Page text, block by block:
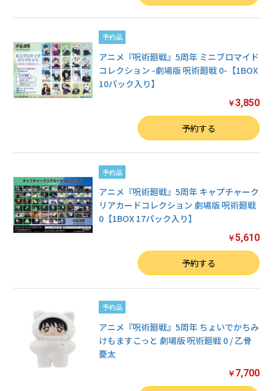
予約品
アニメ『呪術廻戦』5周年 ミニブロマイド
コレクション -劇場版 呪術廻戦 0-【1BOX
10パック入り】
￥3,850
予約する
予約品
アニメ『呪術廻戦』5周年 キャプチャーク
リアカードコレクション 劇場版 呪術廻戦
0【1BOX 17パック入り】
￥5,610
予約する
予約品
アニメ『呪術廻戦』5周年 ちょいでかちみ
けもますこっと 劇場版 呪術廻戦 0 / 乙骨
憂太
￥ 7,700